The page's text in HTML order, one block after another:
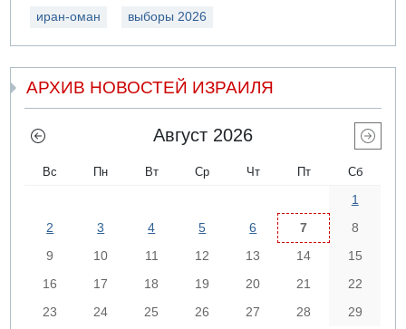
иран-оман выборы 2026
АРХИВ НОВОСТЕЙ ИЗРАИЛЯ
Август 2026
Вс Пн Вт Ср Чт Пт Сб
1
2
3 4 5 6 7
8
9
10 11 12 13 14
15
16
17 18 19 20 21
22
23
24 25 26 27 28
29